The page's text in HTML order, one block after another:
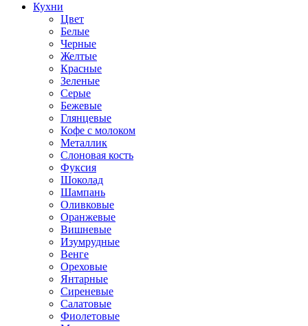
Кухни
Цвет
Белые
Черные
Желтые
Красные
Зеленые
Серые
Бежевые
Глянцевые
Кофе с молоком
Металлик
Слоновая кость
Фуксия
Шоколад
Шампань
Оливковые
Оранжевые
Вишневые
Изумрудные
Венге
Ореховые
Янтарные
Сиреневые
Салатовые
Фиолетовые